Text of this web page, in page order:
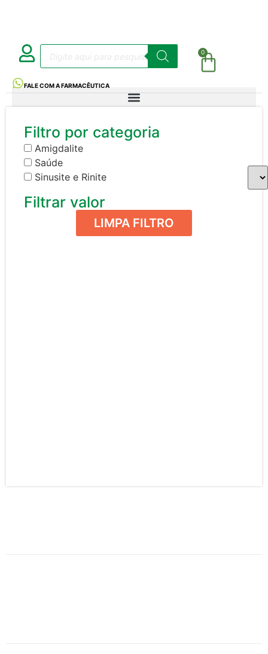
0
FALE COM A FARMACÊUTICA
Filtro por categoria
Amigdalite
Saúde
Sinusite e Rinite
Filtrar valor
LIMPA FILTRO